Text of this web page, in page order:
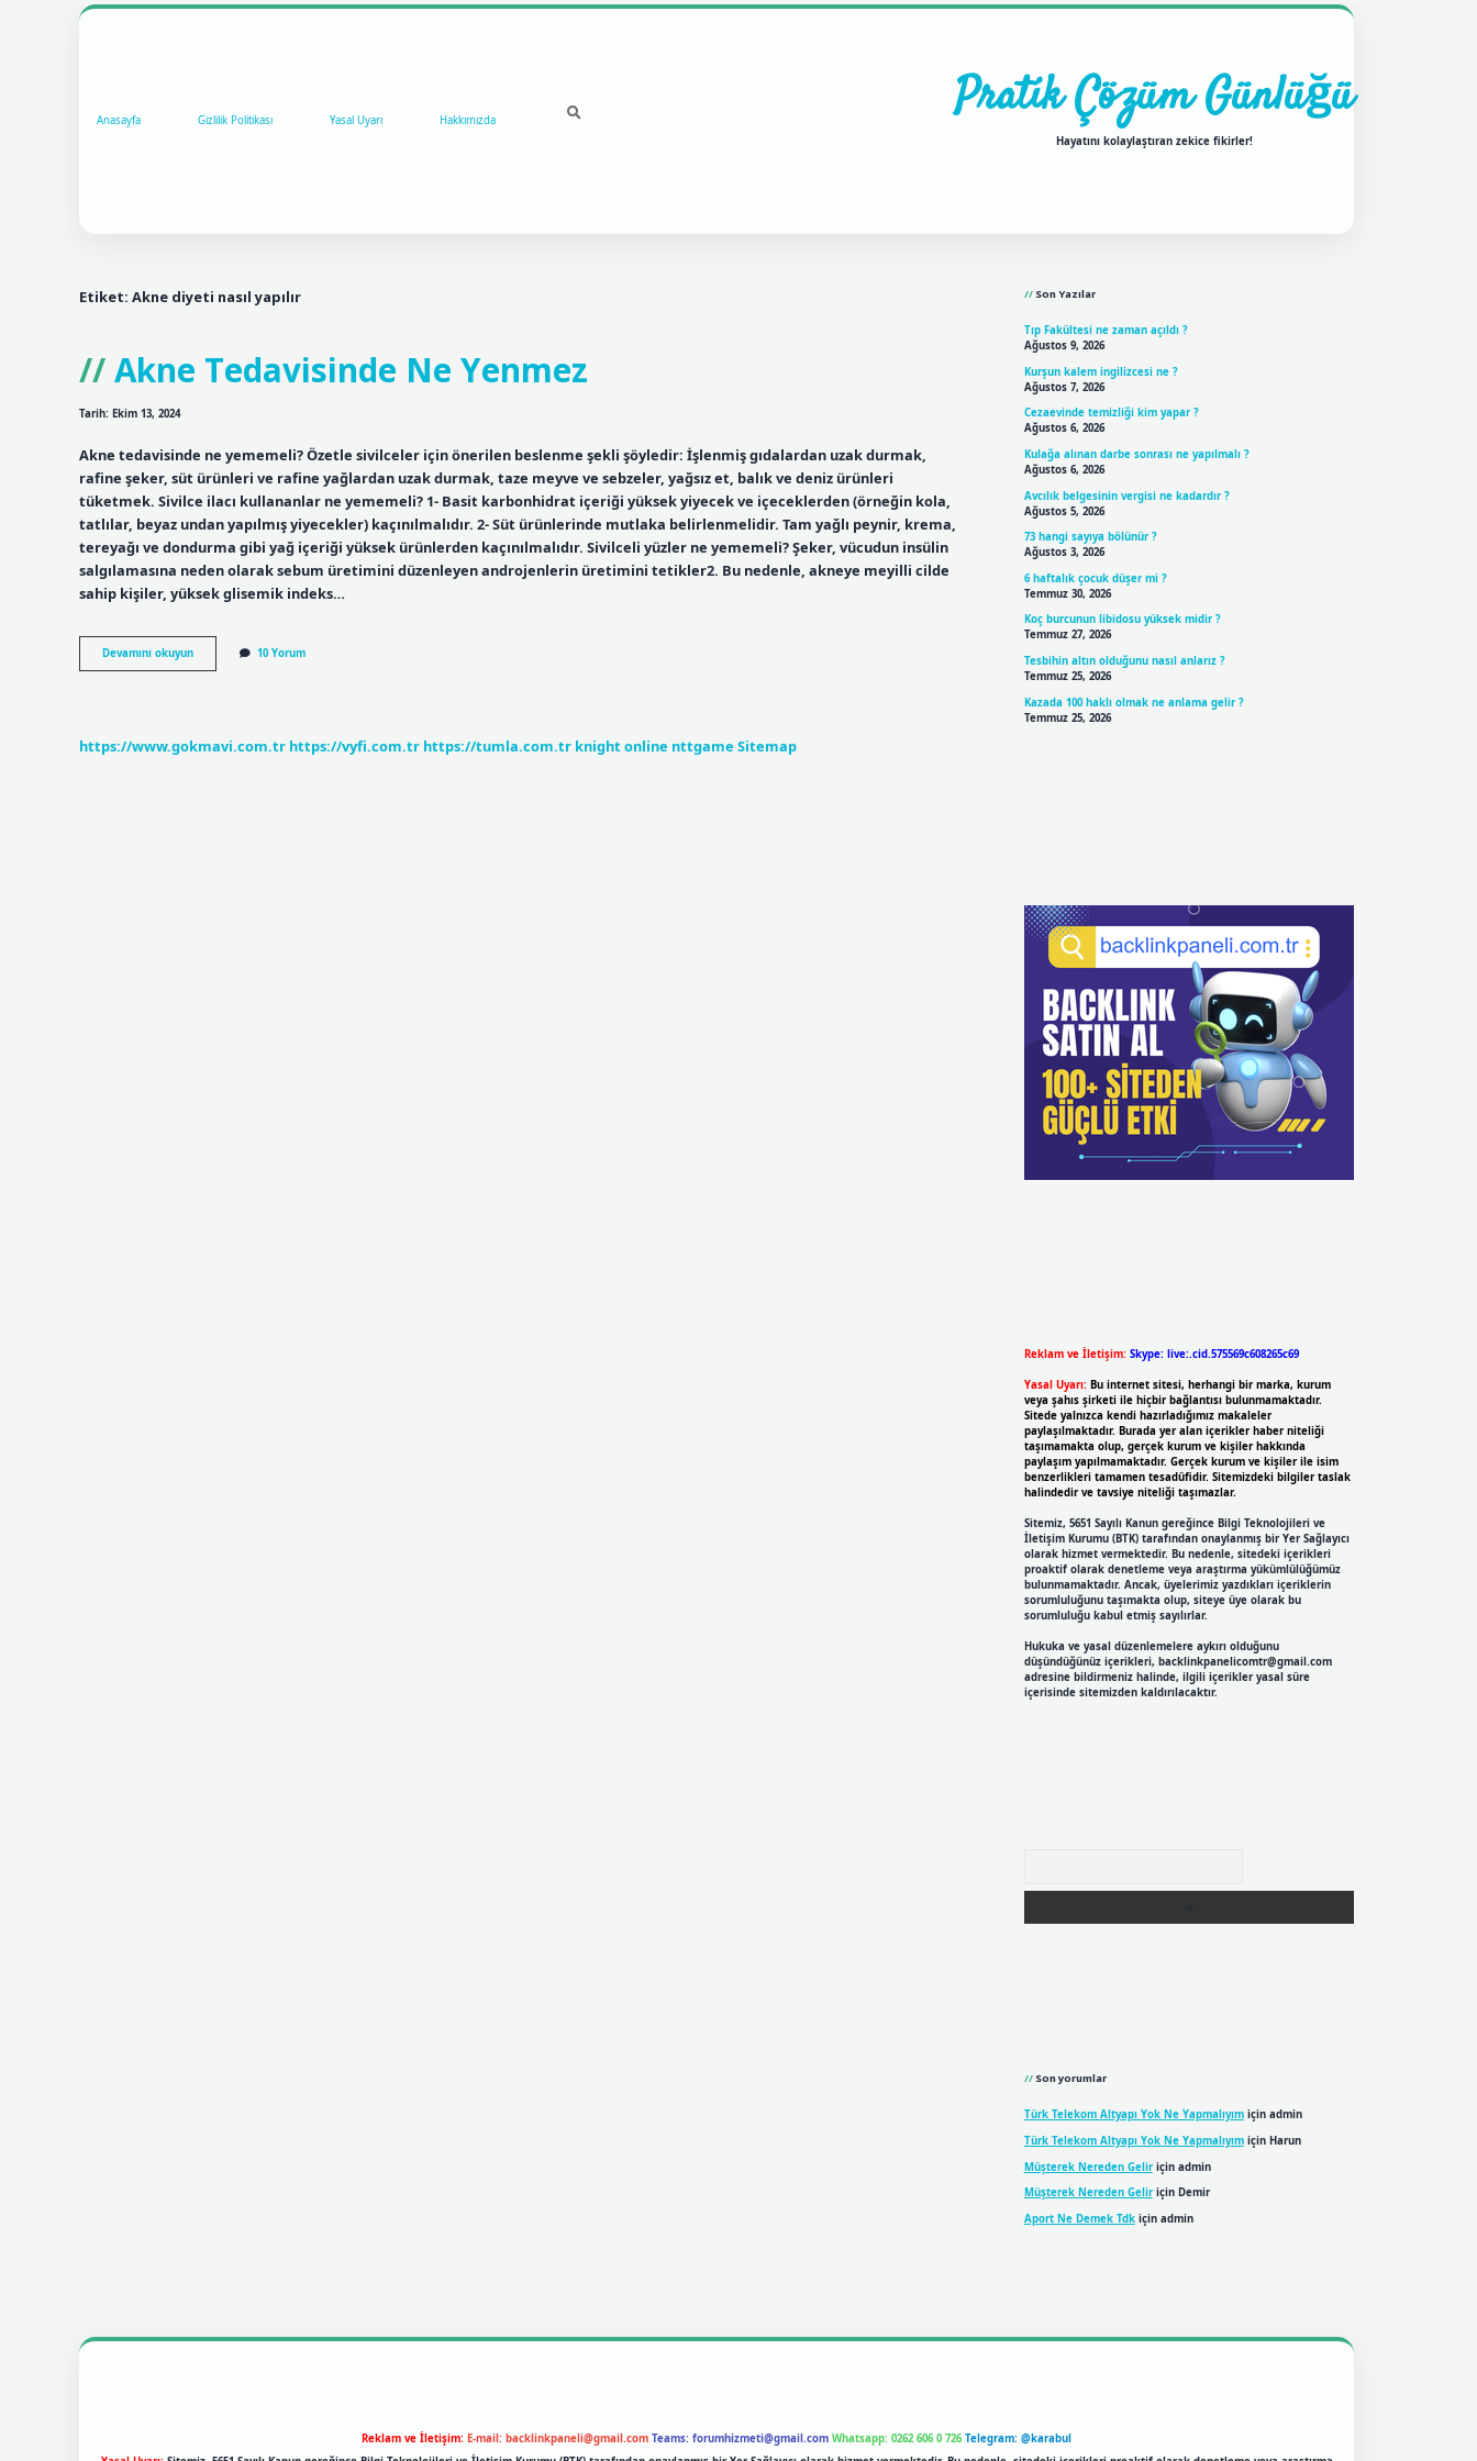
Anasayfa Gizlilik Politikası Yasal Uyarı Hakkımızda Pratik Çözüm Günlüğü
Hayatını kolaylaştıran zekice fikirler!
Etiket: Akne diyeti nasıl yapılır
Akne Tedavisinde Ne Yenmez
Tarih: Ekim 13, 2024
Akne tedavisinde ne yememeli? Özetle sivilceler için önerilen beslenme şekli şöyledir: İşlenmiş gıdalardan uzak durmak,
rafine şeker, süt ürünleri ve rafine yağlardan uzak durmak, taze meyve ve sebzeler, yağsız et, balık ve deniz ürünleri
tüketmek. Sivilce ilacı kullananlar ne yememeli? 1- Basit karbonhidrat içeriği yüksek yiyecek ve içeceklerden (örneğin kola,
tatlılar, beyaz undan yapılmış yiyecekler) kaçınılmalıdır. 2- Süt ürünlerinde mutlaka belirlenmelidir. Tam yağlı peynir, krema,
tereyağı ve dondurma gibi yağ içeriği yüksek ürünlerden kaçınılmalıdır. Sivilceli yüzler ne yememeli? Şeker, vücudun insülin
salgılamasına neden olarak sebum üretimini düzenleyen androjenlerin üretimini tetikler2. Bu nedenle, akneye meyilli cilde
sahip kişiler, yüksek glisemik indeks…
Devamını okuyunAkne
Tedavisinde
10 Yorum
https://www.gokmavi.com.tr https://vyfi.com.tr https://tumla.com.tr knight online nttgame Sitemap
Son Yazılar
Tıp Fakültesi ne zaman açıldı ?
Ağustos 9, 2026
Kurşun kalem ingilizcesi ne ?
Ağustos 7, 2026
Cezaevinde temizliği kim yapar ?
Ağustos 6, 2026
Kulağa alınan darbe sonrası ne yapılmalı ?
Ağustos 6, 2026
Avcılık belgesinin vergisi ne kadardır ?
Ağustos 5, 2026
73 hangi sayıya bölünür ?
Ağustos 3, 2026
6 haftalık çocuk düşer mi ?
Temmuz 30, 2026
Koç burcunun libidosu yüksek midir ?
Temmuz 27, 2026
Tesbihin altın olduğunu nasıl anlarız ?
Temmuz 25, 2026
Kazada 100 haklı olmak ne anlama gelir ?
Temmuz 25, 2026
Reklam ve İletişim: Skype: live:.cid.575569c608265c69
Yasal Uyarı: Bu internet sitesi, herhangi bir marka, kurum
veya şahıs şirketi ile hiçbir bağlantısı bulunmamaktadır.
Sitede yalnızca kendi hazırladığımız makaleler
paylaşılmaktadır. Burada yer alan içerikler haber niteliği
taşımamakta olup, gerçek kurum ve kişiler hakkında
paylaşım yapılmamaktadır. Gerçek kurum ve kişiler ile isim
benzerlikleri tamamen tesadüfidir. Sitemizdeki bilgiler taslak
halindedir ve tavsiye niteliği taşımazlar.
Sitemiz, 5651 Sayılı Kanun gereğince Bilgi Teknolojileri ve
İletişim Kurumu (BTK) tarafından onaylanmış bir Yer Sağlayıcı
olarak hizmet vermektedir. Bu nedenle, sitedeki içerikleri
proaktif olarak denetleme veya araştırma yükümlülüğümüz
bulunmamaktadır. Ancak, üyelerimiz yazdıkları içeriklerin
sorumluluğunu taşımakta olup, siteye üye olarak bu
sorumluluğu kabul etmiş sayılırlar.
Hukuka ve yasal düzenlemelere aykırı olduğunu
düşündüğünüz içerikleri, backlinkpanelicomtr@gmail.com
adresine bildirmeniz halinde, ilgili içerikler yasal süre
içerisinde sitemizden kaldırılacaktır.
Son yorumlar
Türk Telekom Altyapı Yok Ne Yapmalıyımiçin admin
Türk Telekom Altyapı Yok Ne Yapmalıyımiçin Harun
Müşterek Nereden Geliriçin admin
Müşterek Nereden Geliriçin Demir
Aport Ne Demek Tdkiçin admin
Reklam ve İletişim: E-mail: backlinkpaneli@gmail.com Teams: forumhizmeti@gmail.com Whatsapp: 0262 606 0 726 Telegram: @karabul